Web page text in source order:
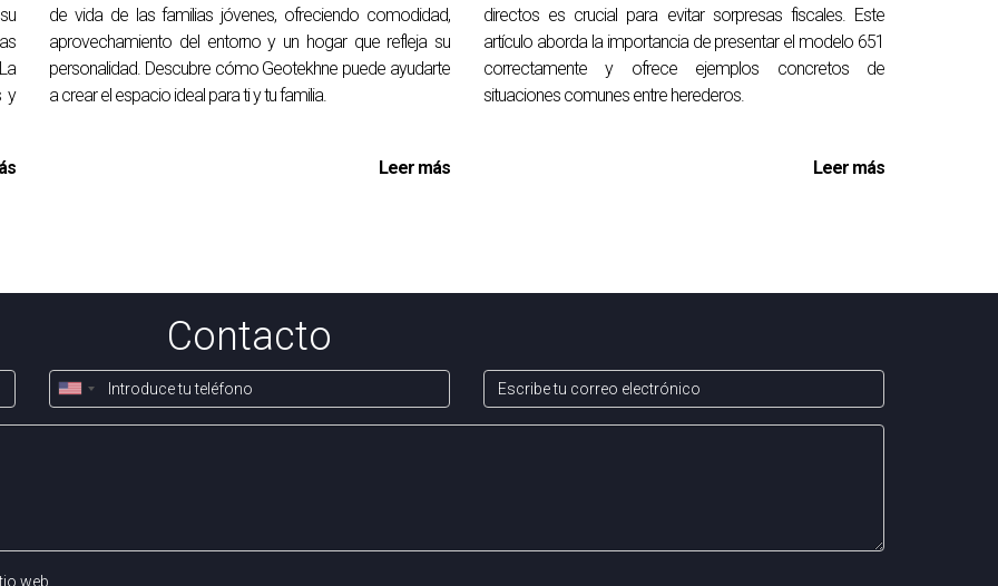
y
de vida de las familias jóvenes, ofreciendo comodidad,
aprovechamiento del entorno y un hogar que refleja su
personalidad. Descubre cómo Geotekhne puede ayudarte
a crear el espacio ideal para ti y tu familia.
Leer más
directos es crucial para evitar sorpresas fiscales. Este
artículo aborda la importancia de presentar el modelo 651
correctamente y ofrece ejemplos concretos de
situaciones comunes entre herederos.
Leer más
Contacto
web